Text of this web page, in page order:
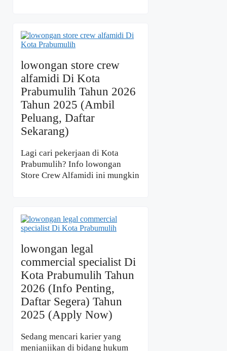
lowongan store crew
alfamidi Di Kota
Prabumulih Tahun 2026
Tahun 2025 (Ambil
Peluang, Daftar
Sekarang)
Lagi cari pekerjaan di Kota
Prabumulih? Info lowongan
Store Crew Alfamidi ini mungkin
lowongan legal
commercial specialist Di
Kota Prabumulih Tahun
2026 (Info Penting,
Daftar Segera) Tahun
2025 (Apply Now)
Sedang mencari karier yang
menjanjikan di bidang hukum